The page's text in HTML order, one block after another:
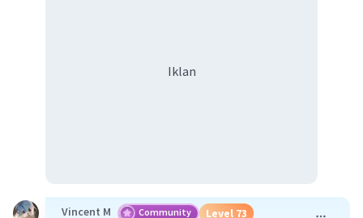
Iklan
Vincent M Community Level 73